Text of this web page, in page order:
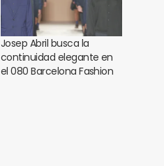
Josep Abril busca la
continuidad elegante en
el 080 Barcelona Fashion